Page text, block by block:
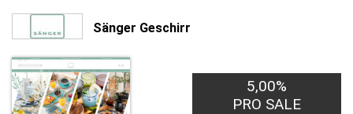
Sänger Geschirr
5,00%
PRO SALE